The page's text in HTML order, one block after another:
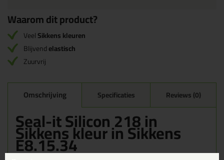
Waarom dit product?
VeelSikkens kleuren
Blijvendelastisch
Zuurvrij
Omschrijving Specificaties Reviews (0)
Seal-it Silicon 218 in
Sikkens kleur in Sikkens
E8.15.34